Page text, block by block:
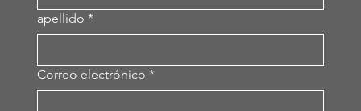
apellido *
Correo electrónico *